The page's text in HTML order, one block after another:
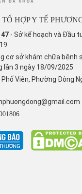
HỢP Y TẾ
- Sở kế hoạch và Đầu
cơ sở khám chữa bệnh
lần 3 ngày 18/09/2025
Viên, Phường Đông